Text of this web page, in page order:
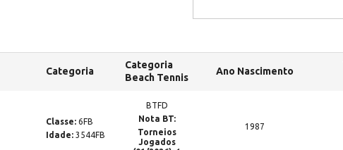
Categoria
Categoria
Beach Tennis
Ano Nascimento
Classe: 6FB
Idade: 3544FB
BTFD
Nota BT:
Torneios
Jogados
1987